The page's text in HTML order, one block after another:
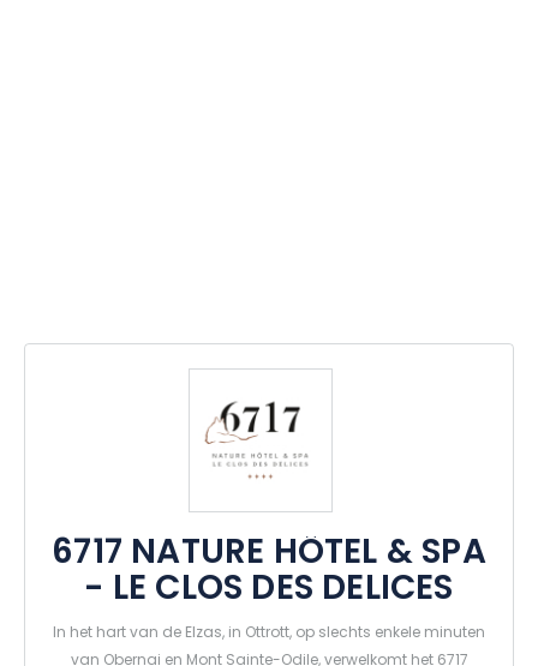
6717 NATURE HÔTEL & SPA
- LE CLOS DES DELICES
In het hart van de Elzas, in Ottrott, op slechts enkele minuten
van Obernai en Mont Sainte-Odile, verwelkomt het 6717